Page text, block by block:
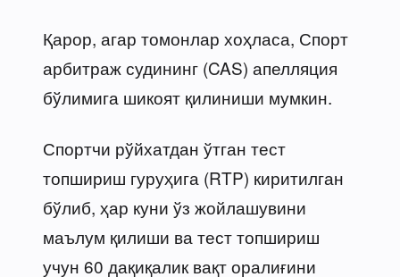
Қарор, агар томонлар хоҳласа, Спорт
арбитраж судининг (CAS) апелляция
бўлимига шикоят қилиниши мумкин.
Спортчи рўйхатдан ўтган тест
топшириш гуруҳига (RTP) киритилган
бўлиб, ҳар куни ўз жойлашувини
маълум қилиши ва тест топшириш
учун 60 дақиқалик вақт оралиғини